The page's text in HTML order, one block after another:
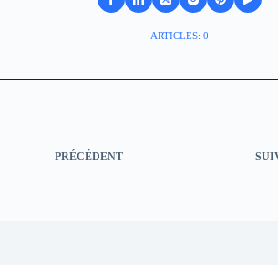
ARTICLES: 0
PRÉCÉDENT